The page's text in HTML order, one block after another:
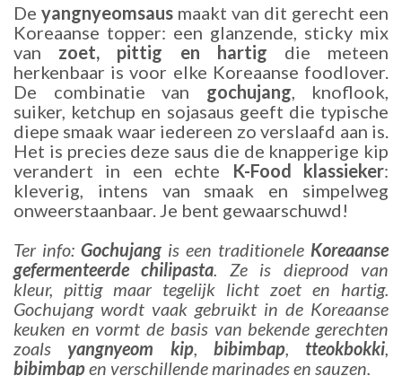
De yangnyeomsaus maakt van dit gerecht een
Koreaanse topper: een glanzende, sticky mix
van zoet, pittig en hartig die meteen
herkenbaar is voor elke Koreaanse foodlover.
De combinatie van gochujang , knoflook,
suiker, ketchup en sojasaus geeft die typische
diepe smaak waar iedereen zo verslaafd aan is.
Het is precies deze saus die de knapperige kip
verandert in een echte K-Food klassieker:
kleverig, intens van smaak en simpelweg
onweerstaanbaar. Je bent gewaarschuwd!
Ter info: Gochujang is een traditionele Koreaanse
gefermenteerde chilipasta . Ze is dieprood van
kleur, pittig maar tegelijk licht zoet en hartig.
Gochujang wordt vaak gebruikt in de Koreaanse
keuken en vormt de basis van bekende gerechten
zoals yangnyeom kip, bibimbap, tteokbokki
bibimbapen verschillende marinades en sauzen.